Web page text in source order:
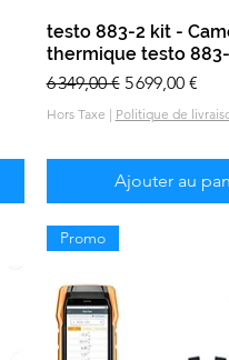
Aperçu
testo 883-2 kit -
thermique testo
Prix original
6 349,00 € Prix
5 699,00 €
Hors Taxe | Politique de
Ajouter au
Promo